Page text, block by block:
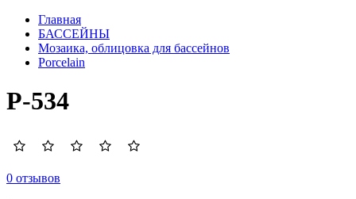
Главная
БАССЕЙНЫ
Мозаика, облицовка для бассейнов
Porcelain
P-534
0 отзывов